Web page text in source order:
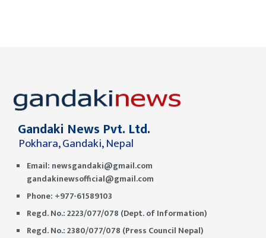
Gandaki News Pvt. Ltd.
Pokhara, Gandaki, Nepal
Email: newsgandaki@gmail.com
gandakinewsofficial@gmail.com
Phone: +977-61589103
Regd. No.: 2223/077/078 (Dept. of Information)
Regd. No.: 2380/077/078 (Press Council Nepal)